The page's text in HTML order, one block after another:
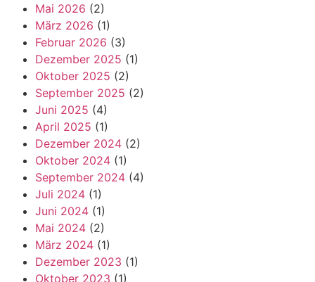
Mai 2026 (2)
März 2026 (1)
Februar 2026 (3)
Dezember 2025 (1)
Oktober 2025 (2)
September 2025 (2)
Juni 2025 (4)
April 2025 (1)
Dezember 2024 (2)
Oktober 2024 (1)
September 2024 (4)
Juli 2024 (1)
Juni 2024 (1)
Mai 2024 (2)
März 2024 (1)
Dezember 2023 (1)
Oktober 2023 (1)